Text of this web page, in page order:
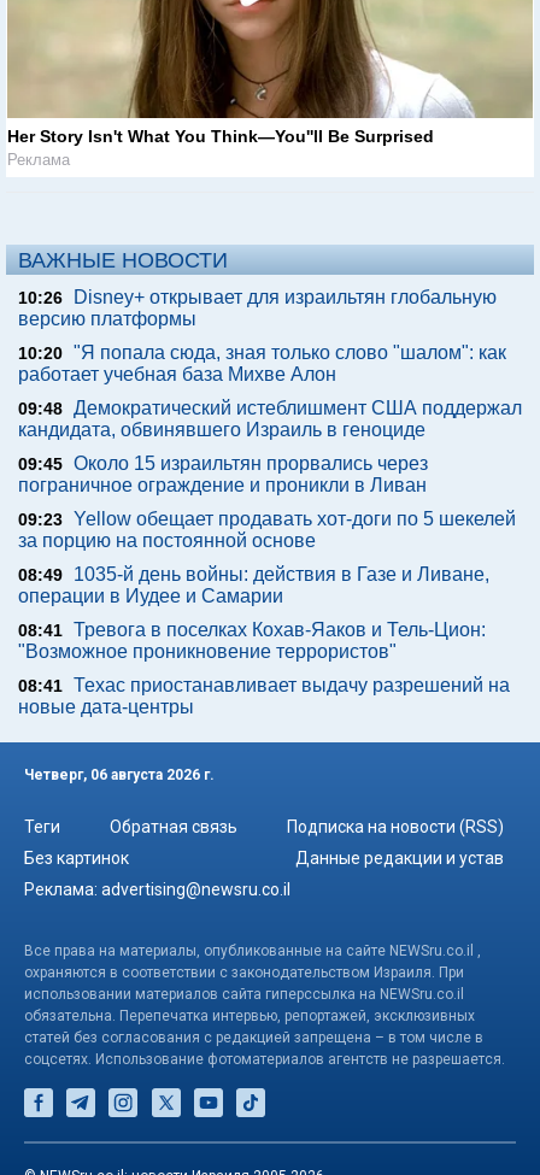
Her Story Isn't What You Think—You''ll Be Surprised
Реклама
ВАЖНЫЕ НОВОСТИ
10:26
Disney+ открывает для израильтян глобальную
версию платформы
10:20 "Я попала сюда, зная только слово "шалом": как
работает учебная база Михве Алон
09:48 Демократический истеблишмент США поддержал
кандидата, обвинявшего Израиль в геноциде
09:45 Около 15 израильтян прорвались через
пограничное ограждение и проникли в Ливан
09:23 Yellow обещает продавать хот-доги по 5 шекелей
за порцию на постоянной основе
08:49
1035-й день войны: действия в Газе и Ливане,
операции в Иудее и Самарии
08:41 Тревога в поселках Кохав-Яаков и Тель-Цион:
"Возможное проникновение террористов"
08:41 Техас приостанавливает выдачу разрешений на
новые дата-центры
Четверг, 06 августа 2026 г.
Теги Обратная связь
Подписка на новости (RSS)
Без картинок
Данные редакции и устав
Реклама: advertising@newsru.co.il
Все права на материалы, опубликованные на сайте NEWSru.co.il ,
охраняются в соответствии с законодательством Израиля. При
использовании материалов сайта гиперссылка на NEWSru.co.il
обязательна. Перепечатка интервью, репортажей, эксклюзивных
статей без согласования с редакцией запрещена – в том числе в
соцсетях. Использование фотоматериалов агентств не разрешается.